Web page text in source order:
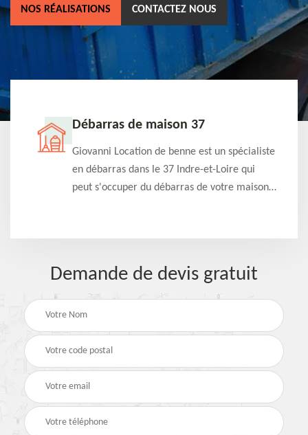
NOS RÉALISATIONS CONTACTEZ NOUS
Débarras de maison 37
Giovanni Location de benne est un spécialiste
en débarras dans le 37 Indre-et-Loire qui
peut s'occuper du débarras de votre maison
Demande de devis gratuit